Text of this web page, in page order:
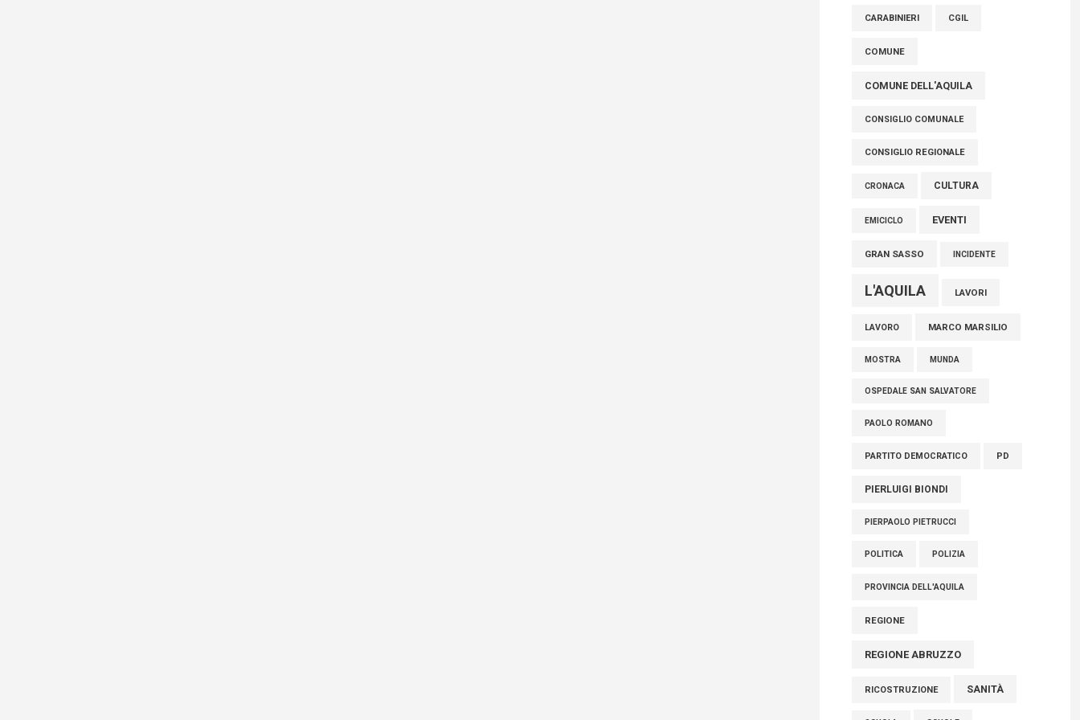
tra cui molti abruzzesi"
06 Agosto 2026
CARABINIERI CGIL
COMUNE
COMUNE DELL'AQUILA
CONSIGLIO COMUNALE
CONSIGLIO REGIONALE
CRONACA CULTURA
EMICICLO EVENTI
GRAN SASSO INCIDENTE
L'AQUILA LAVORI
LAVORO MARCO MARSILIO
MOSTRA MUNDA
OSPEDALE SAN SALVATORE
PAOLO ROMANO
PARTITO DEMOCRATICO PD
PIERLUIGI BIONDI
PIERPAOLO PIETRUCCI
POLITICA POLIZIA
PROVINCIA DELL'AQUILA
REGIONE
REGIONE ABRUZZO
RICOSTRUZIONE SANITÀ